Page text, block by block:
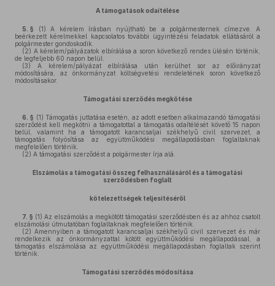
A támogatások odaítélése
5. § (1) A kérelem írásban nyújtható be a polgármesternek címezve. A
beérkezett kérelmekkel kapcsolatos további ügyintézési feladatok ellátásáról a
polgármester gondoskodik.
(2) A kérelem/pályázatok elbírálása a soron következő rendes ülésén történik,
de legfeljebb 60 napon belül.
(3) A kérelem/pályázat elbírálása után kerülhet sor az előirányzat
módosítására, az önkormányzat költségvetési rendeletének soron következő
módosításakor.
Támogatási szerződés megkötése
6. § (1) Támogatás juttatása esetén, az adott esetben alkalmazandó támogatási
szerződést kell megkötni a támogatottal a támogatás odaítélését követő 15 napon
belül, valamint ha a támogatott karancsaljai székhelyű civil szervezet, a
támogatás folyósítása az együttműködési megállapodásban foglaltaknak
megfelelően történik.
(2) A támogatási szerződést a polgármester írja alá.
Elszámolás a támogatási összeg felhasználásáról és a támogatási
szerződésben foglalt
kötelezettségek teljesítéséről
7. § (1) Az elszámolás a megkötött támogatási szerződésben és az ahhoz csatolt
elszámolási útmutatóban foglaltaknak megfelelően történik.
(2) Amennyiben a támogatott karancsaljai székhelyű civil szervezet és már
rendelkezik az önkormányzattal kötött együttműködési megállapodással, a
támogatás elszámolása az együttműködési megállapodásban foglaltak szerint
történik.
Támogatási szerződés módosítása